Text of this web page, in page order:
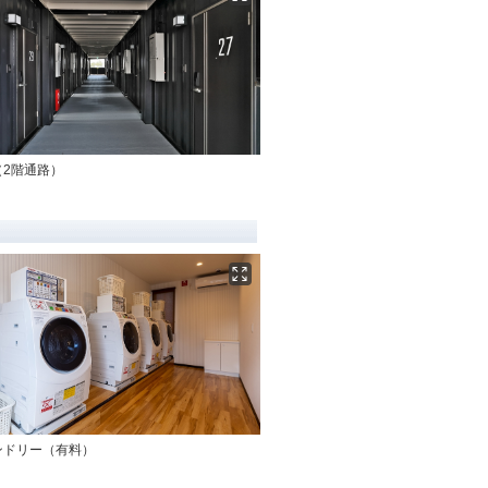
階通路）
リー（有料）